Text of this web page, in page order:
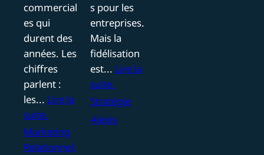
commercial
es qui
durent des
années. Les
chiffres
parlent :
les... Lire la
suite.
Marketing
Relationnel,
s pour les
entreprises.
Mais la
fidélisation
est... Lire la
suite.
Stratégie
Alexis